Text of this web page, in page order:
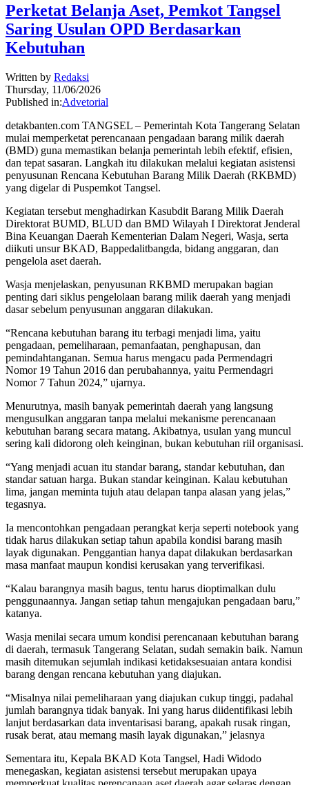
Perketat Belanja Aset, Pemkot Tangsel
Saring Usulan OPD Berdasarkan
Kebutuhan
Written by Redaksi
Thursday, 11/06/2026
Published in:Advetorial
detakbanten.com TANGSEL – Pemerintah Kota Tangerang Selatan
mulai memperketat perencanaan pengadaan barang milik daerah
(BMD) guna memastikan belanja pemerintah lebih efektif, efisien,
dan tepat sasaran. Langkah itu dilakukan melalui kegiatan asistensi
penyusunan Rencana Kebutuhan Barang Milik Daerah (RKBMD)
yang digelar di Puspemkot Tangsel.
Kegiatan tersebut menghadirkan Kasubdit Barang Milik Daerah
Direktorat BUMD, BLUD dan BMD Wilayah I Direktorat Jenderal
Bina Keuangan Daerah Kementerian Dalam Negeri, Wasja, serta
diikuti unsur BKAD, Bappedalitbangda, bidang anggaran, dan
pengelola aset daerah.
Wasja menjelaskan, penyusunan RKBMD merupakan bagian
penting dari siklus pengelolaan barang milik daerah yang menjadi
dasar sebelum penyusunan anggaran dilakukan.
“Rencana kebutuhan barang itu terbagi menjadi lima, yaitu
pengadaan, pemeliharaan, pemanfaatan, penghapusan, dan
pemindahtanganan. Semua harus mengacu pada Permendagri
Nomor 19 Tahun 2016 dan perubahannya, yaitu Permendagri
Nomor 7 Tahun 2024,” ujarnya.
Menurutnya, masih banyak pemerintah daerah yang langsung
mengusulkan anggaran tanpa melalui mekanisme perencanaan
kebutuhan barang secara matang. Akibatnya, usulan yang muncul
sering kali didorong oleh keinginan, bukan kebutuhan riil organisasi.
“Yang menjadi acuan itu standar barang, standar kebutuhan, dan
standar satuan harga. Bukan standar keinginan. Kalau kebutuhan
lima, jangan meminta tujuh atau delapan tanpa alasan yang jelas,”
tegasnya.
Ia mencontohkan pengadaan perangkat kerja seperti notebook yang
tidak harus dilakukan setiap tahun apabila kondisi barang masih
layak digunakan. Penggantian hanya dapat dilakukan berdasarkan
masa manfaat maupun kondisi kerusakan yang terverifikasi.
“Kalau barangnya masih bagus, tentu harus dioptimalkan dulu
penggunaannya. Jangan setiap tahun mengajukan pengadaan baru,”
katanya.
Wasja menilai secara umum kondisi perencanaan kebutuhan barang
di daerah, termasuk Tangerang Selatan, sudah semakin baik. Namun
masih ditemukan sejumlah indikasi ketidaksesuaian antara kondisi
barang dengan rencana kebutuhan yang diajukan.
“Misalnya nilai pemeliharaan yang diajukan cukup tinggi, padahal
jumlah barangnya tidak banyak. Ini yang harus diidentifikasi lebih
lanjut berdasarkan data inventarisasi barang, apakah rusak ringan,
rusak berat, atau memang masih layak digunakan,” jelasnya
Sementara itu, Kepala BKAD Kota Tangsel, Hadi Widodo
menegaskan, kegiatan asistensi tersebut merupakan upaya